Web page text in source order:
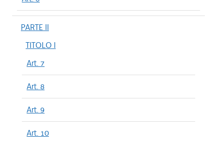
PARTE II
TITOLO I
Art. 7
Art. 8
Art. 9
Art. 10